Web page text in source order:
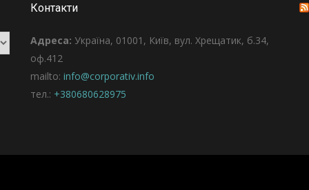
Контакти
Адреса: Україна, 01001, Київ, вул. Хрещатик, б.34,
оф.412
mailto: info@corporativ.info
тел.: +380680628975